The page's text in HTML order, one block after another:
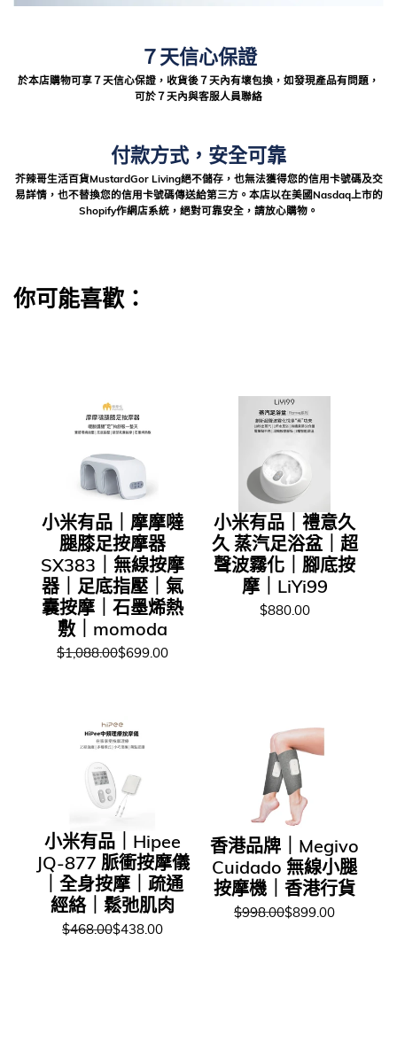
７天信心保證
於本店購物可享７天信心保證，收貨後７天內有壞包換，如發現產品有問題，
可於７天內與客服人員聯絡
付款方式，安全可靠
芥辣哥生活百貨MustardGor Living絕不儲存，也無法獲得您的信用卡號碼及交
易詳情，也不替換您的信用卡號碼傳送給第三方。本店以在美國Nasdaq上市的
Shopify作網店系統，絕對可靠安全，請放心購物。
你可能喜歡：
小米有品｜摩摩噠
腿膝足按摩器
SX383｜無線按摩
器｜足底指壓｜氣
囊按摩｜石墨烯熱
敷｜momoda
$1,088.00$699.00
小米有品｜禮意久
久 蒸汽足浴盆｜超
聲波霧化｜腳底按
摩｜LiYi99
$880.00
小米有品｜Hipee
JQ-877 脈衝按摩儀
｜全身按摩｜疏通
經絡｜鬆弛肌肉
$468.00$438.00
香港品牌｜Megivo
Cuidado 無線小腿
按摩機｜香港行貨
$998.00$899.00